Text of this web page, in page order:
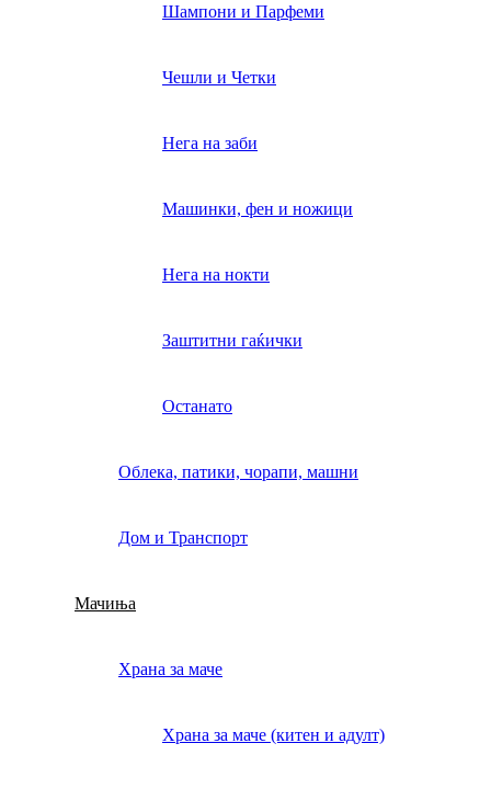
Шампони и Парфеми
Чешли и Четки
Нега на заби
Машинки, фен и ножици
Нега на нокти
Заштитни гаќички
Останато
Облека, патики, чорапи, машни
Дом и Транспорт
Мачиња
Храна за маче
Храна за маче (китен и адулт)